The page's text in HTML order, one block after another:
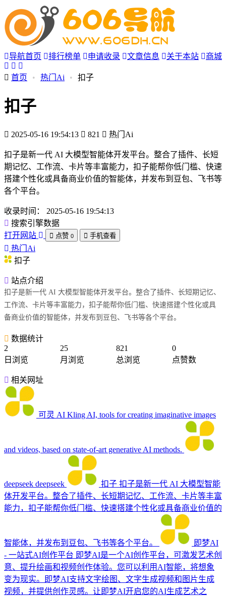
导航首页 排行榜单 申请收录 文章信息 关于本站 商城
首页 • 热门Ai • 扣子
扣子
2025-05-16 19:54:13 821 热门Ai
扣子是新一代 AI 大模型智能体开发平台。整合了插件、长短
期记忆、工作流、卡片等丰富能力，扣子能帮你低门槛、快速
搭建个性化或具备商业价值的智能体，并发布到豆包、飞书等
各个平台。
收录时间：
2025-05-16 19:54:13
搜索引擎数据
打开网站
点赞 0 手机查看
热门Ai
扣子
站点介绍
扣子是新一代 AI 大模型智能体开发平台。整合了插件、长短期记忆、
工作流、卡片等丰富能力，扣子能帮你低门槛、快速搭建个性化或具
备商业价值的智能体，并发布到豆包、飞书等各个平台。
数据统计
2
日浏览
25
月浏览
821
总浏览
0
点赞数
相关网址
可灵 AI Kling AI, tools for creating imaginative images
and videos, based on state-of-art generative AI methods.
deepseek deepseek 扣子 扣子是新一代 AI 大模型智能
体开发平台。整合了插件、长短期记忆、工作流、卡片等丰富
能力，扣子能帮你低门槛、快速搭建个性化或具备商业价值的
智能体，并发布到豆包、飞书等各个平台。
即梦AI
- 一站式AI创作平台 即梦AI是一个AI创作平台，可激发艺术创
意、提升绘画和视频创作体验。您可以利用AI智能，将想象
变为现实。即梦AI支持文字绘图、文字生成视频和图片生成
视频，并提供创作灵感。让即梦AI开启您的AI生成艺术之